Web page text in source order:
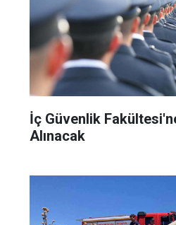
İç Güvenlik
Alınacak